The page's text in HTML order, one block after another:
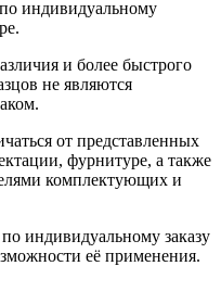
индивидуальному
и более быстрого
не являются
от представленных
фурнитуре, а также
комплектующих и
индивидуальному заказу
её применения.